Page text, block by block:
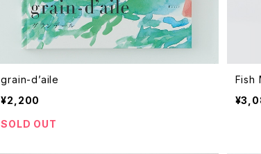
grain-d’aile
¥2,200
SOLD OUT
Fish